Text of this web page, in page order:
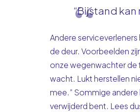
“Bijstand
Andere
de deur. Voorbeelden
onze wegenwachter de
wacht. Lukt herstellen
mee.” Sommige andere
verwijderd bent. Lees